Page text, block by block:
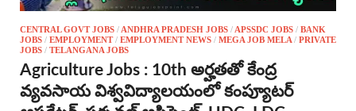
CENTRAL GOVT JOBS / ANDHRA PRADESH JOBS / APSSDC JOBS / BANK
JOBS / EMPLOYMENT/ EMPLOYMENT NEWS / MEGA JOB MELA / PRIVATE
JOBS / TELANGANA JOBS
Agriculture Jobs : 10th అర్హతతో కేంద్ర
వ్యవసాయ విశ్వవిద్యాలయంలో కంప్యూటర్